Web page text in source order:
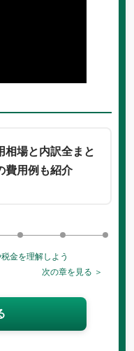
相場と内訳全まと
費用例も紹介
次の章を見る ＞
金を理解しよう